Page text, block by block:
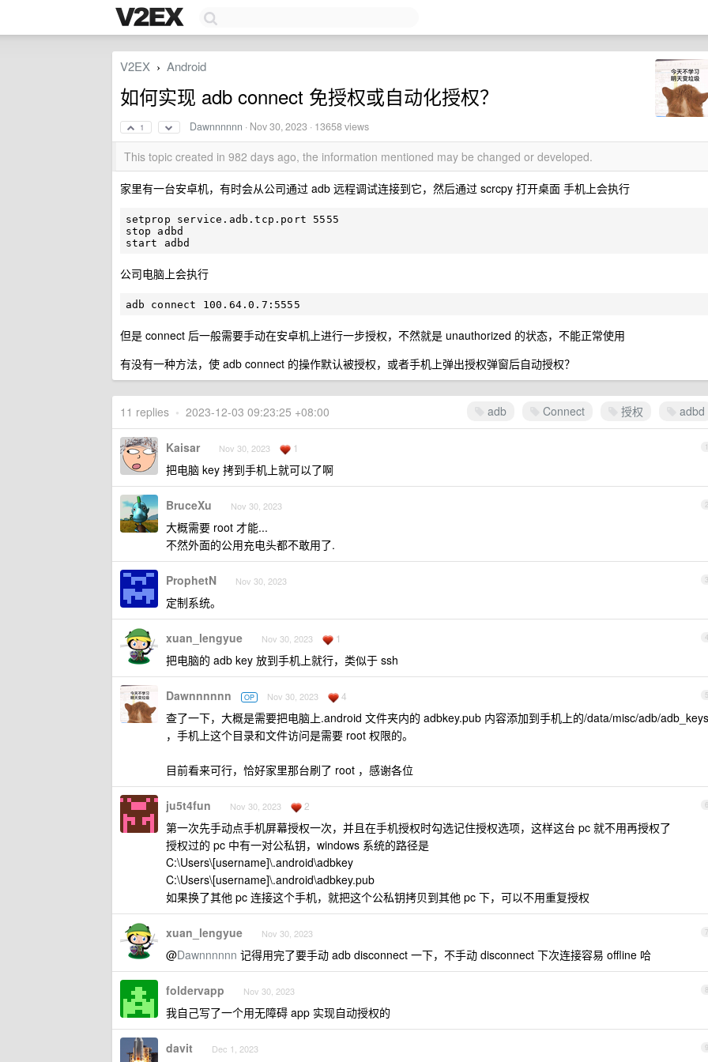
V2EX › Android
如何实现 adb connect 免授权或自动化授权？
1 Dawnnnnnn · Nov 30, 2023 · 13658 views
This topic created in 982 days ago, the information mentioned may be changed or developed.
家里有一台安卓机，有时会从公司通过 adb 远程调试连接到它，然后通过 scrcpy 打开桌面 手机上会执行
setprop service.adb.tcp.port 5555
stop adbd
公司电脑上会执行
但是 connect 后一般需要手动在安卓机上进行一步授权，不然就是 unauthorized 的状态，不能正常使用
有没有一种方法，使 adb connect 的操作默认被授权，或者手机上弹出授权弹窗后自动授权？
adb Connect 授权 adbd
11 replies • 2023-12-03 09:23:25 +08:00
1
Kaisar Nov 30, 2023 1
把电脑 key 拷到手机上就可以了啊
2
BruceXu Nov 30, 2023
大概需要 root 才能...
不然外面的公用充电头都不敢用了.
3
ProphetN Nov 30, 2023
定制系统。
4
xuan_lengyue Nov 30, 2023 1
把电脑的 adb key 放到手机上就行，类似于 ssh
5
Dawnnnnnn OP Nov 30, 2023 4
查了一下，大概是需要把电脑上.android 文件夹内的 adbkey.pub 内容添加到手机上的/data/misc/adb/adb_keys
，手机上这个目录和文件访问是需要 root 权限的。
目前看来可行，恰好家里那台刷了 root ，感谢各位
6
ju5t4fun Nov 30, 2023 2
第一次先手动点手机屏幕授权一次，并且在手机授权时勾选记住授权选项，这样这台 pc 就不用再授权了
授权过的 pc 中有一对公私钥，windows 系统的路径是
C:\Users\[username]\.android\adbkey
C:\Users\[username]\.android\adbkey.pub
如果换了其他 pc 连接这个手机，就把这个公私钥拷贝到其他 pc 下，可以不用重复授权
7
xuan_lengyue Nov 30, 2023
@Dawnnnnnn 记得用完了要手动 adb disconnect 一下，不手动 disconnect 下次连接容易 offline 哈
8
foldervapp Nov 30, 2023
我自己写了一个用无障碍 app 实现自动授权的
9
davit Dec 1, 2023